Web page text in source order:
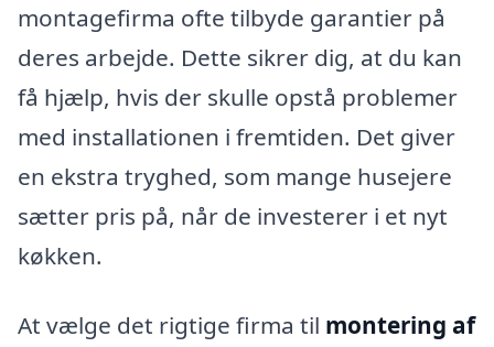
montagefirma ofte tilbyde garantier på
deres arbejde. Dette sikrer dig, at du kan
få hjælp, hvis der skulle opstå problemer
med installationen i fremtiden. Det giver
en ekstra tryghed, som mange husejere
sætter pris på, når de investerer i et nyt
køkken.
At vælge det rigtige firma til montering af